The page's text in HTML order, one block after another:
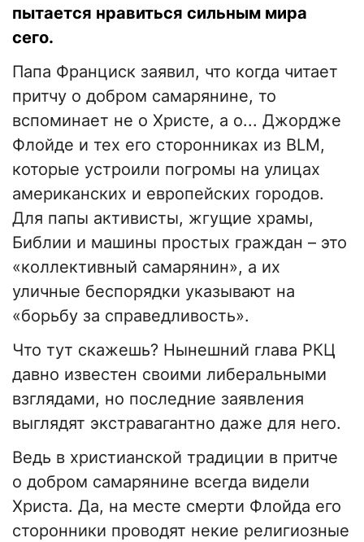
пытается нравиться сильным мира
сего.
Папа Франциск заявил, что когда читает
притчу о добром самарянине, то
вспоминает не о Христе, а о... Джордже
Флойде и тех его сторонниках из BLM,
которые устроили погромы на улицах
американских и европейских городов.
Для папы активисты, жгущие храмы,
Библии и машины простых граждан – это
«коллективный самарянин», а их
уличные беспорядки указывают на
«борьбу за справедливость».
Что тут скажешь? Нынешний глава РКЦ
давно известен своими либеральными
взглядами, но последние заявления
выглядят экстравагантно даже для него.
Ведь в христианской традиции в притче
о добром самарянине всегда видели
Христа. Да, на месте смерти Флойда его
сторонники проводят некие религиозные